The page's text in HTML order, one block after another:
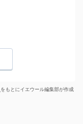
をもとにイエウール編集部が作成